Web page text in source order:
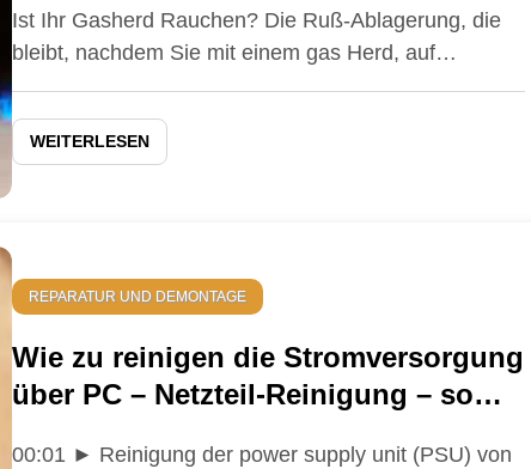
Ist Ihr Gasherd Rauchen? Die Ruß-Ablagerung, die
bleibt, nachdem Sie mit einem gas Herd, auf…
WEITERLESEN
REPARATUR UND DEMONTAGE
Wie zu reinigen die Stromversorgung
über PC – Netzteil-Reinigung – so
00:01 ► Reinigung der power supply unit (PSU) von